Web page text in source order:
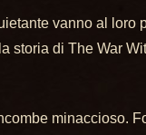
vanno al loro
storia di The War
minaccioso.